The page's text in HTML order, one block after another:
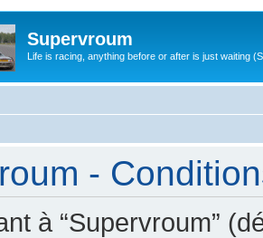
Supervroum
Life is racing, anything before or after is just waiting
-
à “Supervroum”